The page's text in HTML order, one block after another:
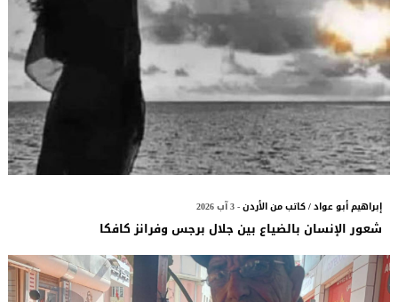
إبراهيم أبو عواد / كاتب من الأردن- 3 آب 2026
شعور الإنسان بالضياع بين جلال برجس وفرانز كافكا